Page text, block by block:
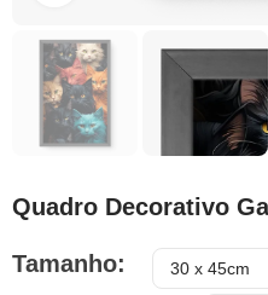
Quadro Decorativo
Tamanho